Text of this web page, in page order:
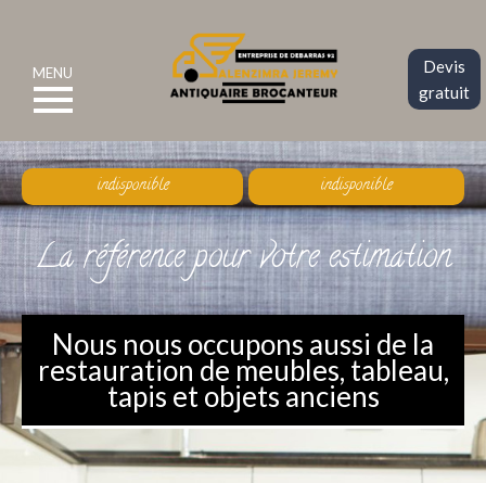
Devis
gratuit
MENU
indisponible indisponible
La référence pour votre estimation
Nous nous occupons aussi de la
restauration de meubles, tableau,
tapis et objets anciens